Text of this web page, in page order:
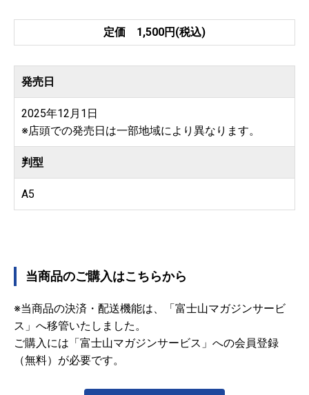
定価 1,500円(税込)
発売日
2025年12月1日
※店頭での発売日は一部地域により異なります。
判型
A5
当商品のご購入はこちらから
※当商品の決済・配送機能は、「富士山マガジンサービ
ス」へ移管いたしました。
ご購入には「富士山マガジンサービス」への会員登録
（無料）が必要です。